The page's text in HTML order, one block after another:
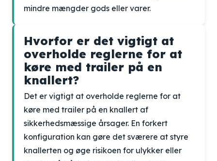
mindre mængder gods eller varer.
Hvorfor er det vigtigt at
overholde reglerne for at
køre med trailer på en
knallert?
Det er vigtigt at overholde reglerne for at
køre med trailer på en knallert af
sikkerhedsmæssige årsager. En forkert
konfiguration kan gøre det sværere at styre
knallerten og øge risikoen for ulykker eller